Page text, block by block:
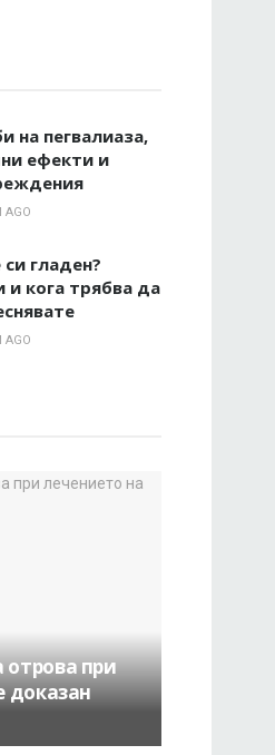
на пегвалиаза,
ефекти и
гладен?
и кога трябва да
отрова при
доказан